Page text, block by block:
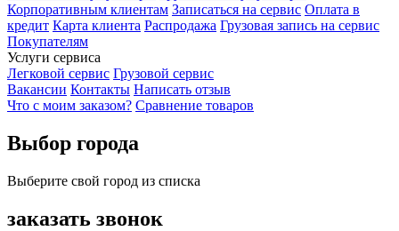
Корпоративным клиентам Записаться на сервис Оплата в
кредит Карта клиента Распродажа Грузовая запись на сервис
Покупателям
Услуги сервиса
Легковой сервис Грузовой сервис
Вакансии Контакты Написать отзыв
Что с моим заказом? Сравнение товаров
Выбор города
Выберите свой город из списка
заказать звонок